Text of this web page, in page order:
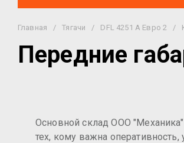
Главная / Тягачи / DFL 4251 A Евро 2 /
Передние
Основной склад ООО "Механика"
тех, кому важна